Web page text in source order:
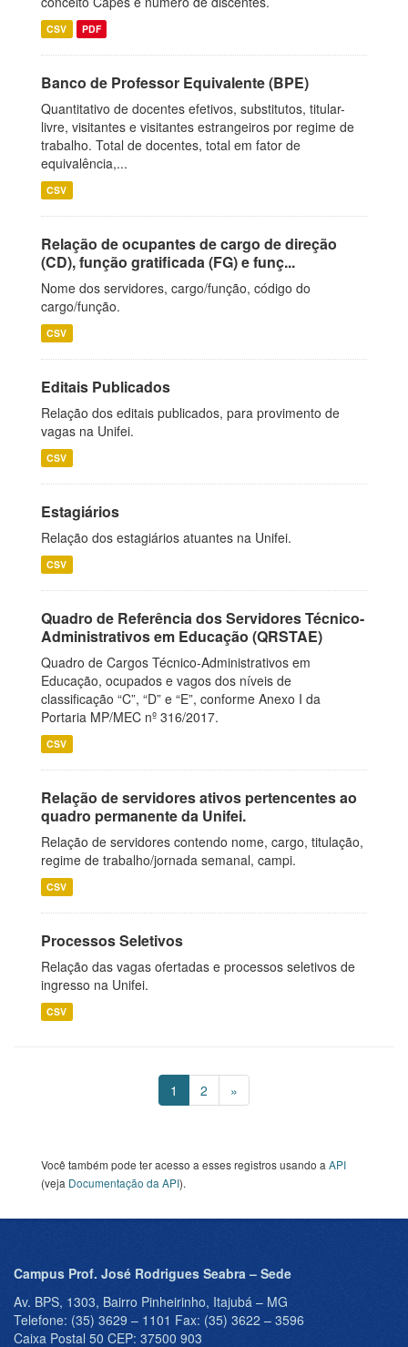
CSV PDF
Banco de Professor Equivalente (BPE)
Quantitativo de docentes efetivos, substitutos, titular-
livre, visitantes e visitantes estrangeiros por regime de
trabalho. Total de docentes, total em fator de
equivalência,...
CSV
Relação de ocupantes de cargo de direção
(CD), função gratificada (FG) e funç...
Nome dos servidores, cargo/função, código do
cargo/função.
CSV
Editais Publicados
Relação dos editais publicados, para provimento de
vagas na Unifei.
CSV
Estagiários
Relação dos estagiários atuantes na Unifei.
CSV
Quadro de Referência dos Servidores Técnico-
Administrativos em Educação (QRSTAE)
Quadro de Cargos Técnico-Administrativos em
Educação, ocupados e vagos dos níveis de
classificação “C”, “D” e “E”, conforme Anexo I da
Portaria MP/MEC nº 316/2017.
CSV
Relação de servidores ativos pertencentes ao
quadro permanente da Unifei.
Relação de servidores contendo nome, cargo, titulação,
regime de trabalho/jornada semanal, campi.
CSV
Processos Seletivos
Relação das vagas ofertadas e processos seletivos de
ingresso na Unifei.
CSV
1 2 »
Você também pode ter acesso a esses registros usando a API
(veja Documentação da API).
Campus Prof. José Rodrigues Seabra – Sede
Av. BPS, 1303, Bairro Pinheirinho, Itajubá – MG
Telefone: (35) 3629 – 1101 Fax: (35) 3622 – 3596
Caixa Postal 50 CEP: 37500 903